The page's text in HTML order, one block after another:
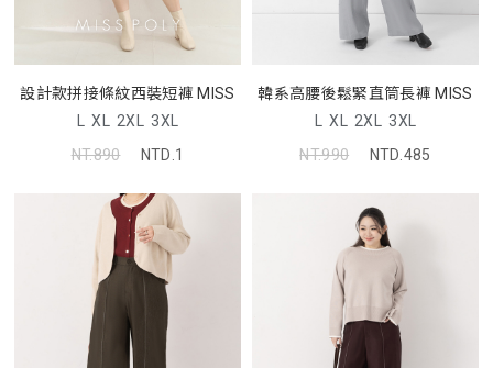
設計款拼接條紋西裝短褲 MISS
L XL 2XL 3XL
NT.890
NTD.1
韓系高腰後鬆緊直筒長褲 MISS
L XL 2XL 3XL
NT.990
NTD.485